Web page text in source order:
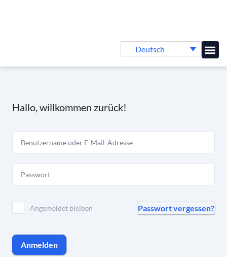
Deutsch
Hallo, willkommen zurück!
Angemeldet bleiben Passwort vergessen?
Anmelden